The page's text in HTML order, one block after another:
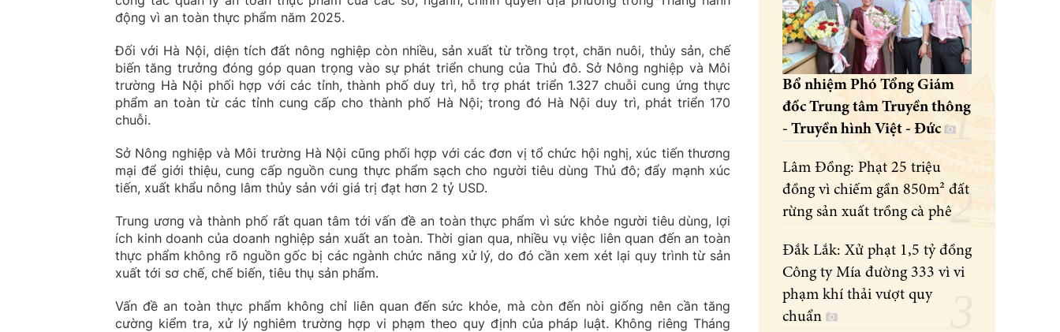
động vì an toàn thực phẩm năm 2025.
Đối với Hà Nội, diện tích đất nông nghiệp còn nhiều, sản xuất từ trồng trọt, chăn nuôi, thủy sản, chế
biến tăng trưởng đóng góp quan trọng vào sự phát triển chung của Thủ đô. Sở Nông nghiệp và Môi
trường Hà Nội phối hợp với các tỉnh, thành phố duy trì, hỗ trợ phát triển 1.327 chuỗi cung ứng thực
phẩm an toàn từ các tỉnh cung cấp cho thành phố Hà Nội; trong đó Hà Nội duy trì, phát triển 170
chuỗi.
Sở Nông nghiệp và Môi trường Hà Nội cũng phối hợp với các đơn vị tổ chức hội nghị, xúc tiến thương
mại để giới thiệu, cung cấp nguồn cung thực phẩm sạch cho người tiêu dùng Thủ đô; đẩy mạnh xúc
tiến, xuất khẩu nông lâm thủy sản với giá trị đạt hơn 2 tỷ USD.
Trung ương và thành phố rất quan tâm tới vấn đề an toàn thực phẩm vì sức khỏe người tiêu dùng, lợi
ích kinh doanh của doanh nghiệp sản xuất an toàn. Thời gian qua, nhiều vụ việc liên quan đến an toàn
thực phẩm không rõ nguồn gốc bị các ngành chức năng xử lý, do đó cần xem xét lại quy trình từ sản
xuất tới sơ chế, chế biến, tiêu thụ sản phẩm.
Vấn đề an toàn thực phẩm không chỉ liên quan đến sức khỏe, mà còn đến nòi giống nên cần tăng
cường kiểm tra, xử lý nghiêm trường hợp vi phạm theo quy định của pháp luật. Không riêng Tháng
Bổ nhiệm Phó Tổng Giám
đốc Trung tâm Truyền thông
- Truyền hình Việt - Đức
Lâm Đồng: Phạt 25 triệu
đồng vì chiếm gần 850m² đất
rừng sản xuất trồng cà phê
Đắk Lắk: Xử phạt 1,5 tỷ đồng
Công ty Mía đường 333 vì vi
phạm khí thải vượt quy
chuẩn